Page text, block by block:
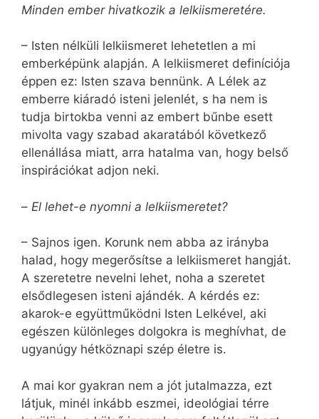
Minden ember hivatkozik a lelkiismeretére.
– Isten nélküli lelkiismeret lehetetlen a mi
emberképünk alapján. A lelkiismeret definíciója
éppen ez: Isten szava bennünk. A Lélek az
emberre kiáradó isteni jelenlét, s ha nem is
tudja birtokba venni az embert bűnbe esett
mivolta vagy szabad akaratából következő
ellenállása miatt, arra hatalma van, hogy belső
inspirációkat adjon neki.
– El lehet-e nyomni a lelkiismeretet?
– Sajnos igen. Korunk nem abba az irányba
halad, hogy megerősítse a lelkiismeret hangját.
A szeretetre nevelni lehet, noha a szeretet
elsődlegesen isteni ajándék. A kérdés ez:
akarok-e együttműködni Isten Lelkével, aki
egészen különleges dolgokra is meghívhat, de
ugyanúgy hétköznapi szép életre is.
A mai kor gyakran nem a jót jutalmazza, ezt
látjuk, minél inkább eszmei, ideológiai térre